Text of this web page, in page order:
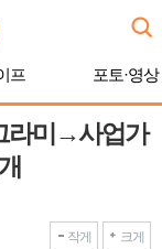
프 포토·영상
라미→사업가
작게 크게